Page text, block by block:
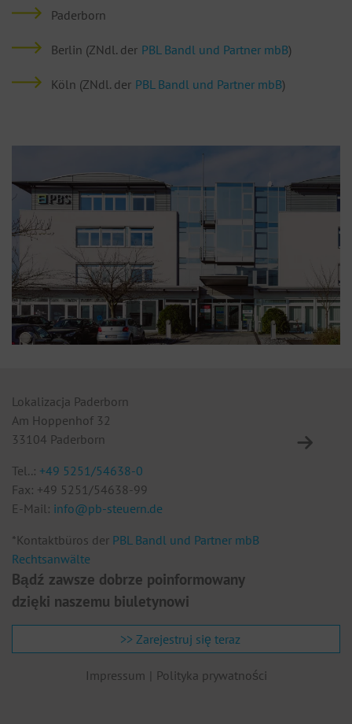
Paderborn
Berlin (ZNdl. der PBL Bandl und Partner mbB)
Köln (ZNdl. der PBL Bandl und Partner mbB)
Lokalizacja Paderborn
Am Hoppenhof 32
33104 Paderborn
Tel..: +49 5251/54638-0
Fax: +49 5251/54638-99
E-Mail: info@pb-steuern.de
*Kontaktbüros der PBL Bandl und Partner mbB
Rechtsanwälte
Bądź zawsze dobrze poinformowany
dzięki naszemu biuletynowi
>> Zarejestruj się teraz
Impressum Polityka prywatności